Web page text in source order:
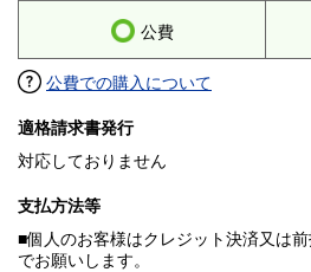
公費
公費での購入について
適格請求書発行
対応しておりません
支払方法等
■個人のお客様はクレジット決済又は
でお願いします。